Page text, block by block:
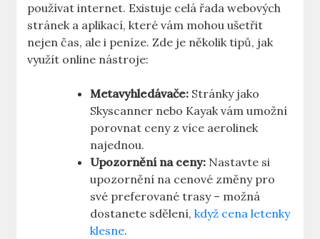
používat internet. Existuje celá řada webových
stránek a aplikací, které vám mohou ušetřit
nejen čas, ale i peníze. Zde je několik tipů, jak
využít online nástroje:
Metavyhledávače: Stránky jako
Skyscanner nebo Kayak vám umožní
porovnat ceny z více aerolinek
najednou.
Upozornění na ceny: Nastavte si
upozornění na cenové změny pro
své preferované trasy – možná
dostanete sdělení,když cena letenky
klesne.